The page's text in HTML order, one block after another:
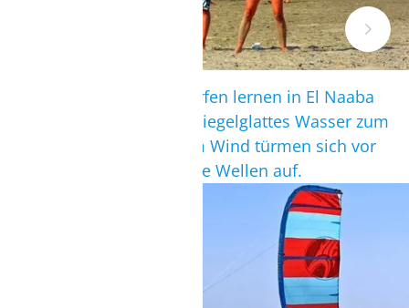
Auch Aufsteiger im Kitesurfen lernen in El Naaba
dazu: Die Lagune bietet spiegelglattes Wasser zum
freestylen und bei starkem Wind türmen sich vor
der Station bis zu 4 m hohe Wellen auf.